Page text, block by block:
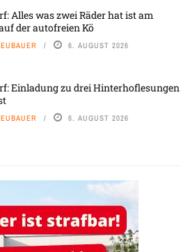
Alles was zwei Räder hat ist am
der autofreien Kö
6. AUGUST 2026
Einladung zu drei Hinterhoflesungen
6. AUGUST 2026